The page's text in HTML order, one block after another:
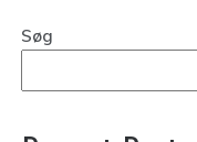
Søg